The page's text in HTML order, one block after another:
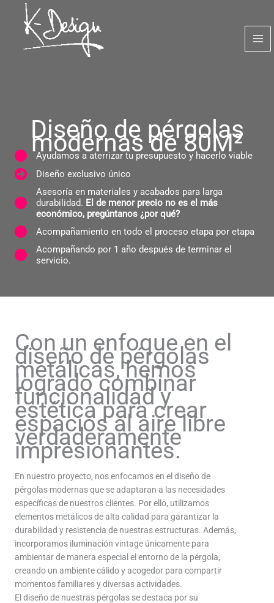
contenido
Diseño de pérgolas
modernas de 80M²
Ayudamos a aterrizar tu presupuesto y hacerlo viable
Diseño exclusivo único
Asesoría en materiales y acabados para larga
durabilidad. El de menor precio no es el más
económico, pregúntanos ¿por qué?
Acompañamiento en todo el proceso etapa por etapa
​Acompañando por 1 año después de terminar el
servicio.
Con un enfoque en el
diseño de pérgolas
metálicas, hemos
logrado combinar
funcionalidad y
estética para crear
espacios al aire libre
verdaderamente
impresionantes.
En nuestro proyecto, nos enfocamos en el diseño de
pérgolas modernas que se adaptaran a las necesidades
específicas de nuestros clientes. Por ello, utilizamos
elementos metálicos de alta calidad para garantizar la
durabilidad y resistencia de nuestras estructuras. Además,
incorporamos iluminación vintage únicamente para
ambientar de manera especial el entorno de la pérgola,
creando un ambiente cálido y acogedor para compartir
momentos familiares y diversas actividades.
El diseño de nuestras pérgolas se destaca por su